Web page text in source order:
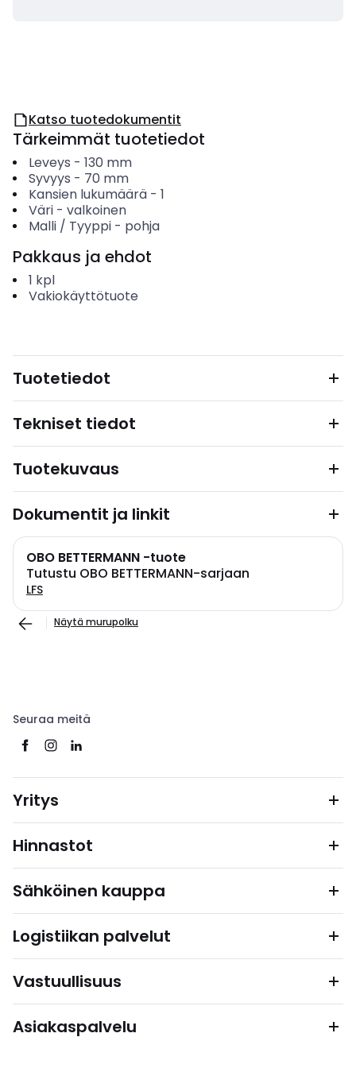
Katso tuotedokumentit
Tärkeimmät tuotetiedot
Leveys - 130 mm
Syvyys - 70 mm
Kansien lukumäärä- 1
Väri- valkoinen
Malli / Tyyppi- pohja
Pakkaus ja ehdot
1 kpl
Vakiokäyttötuote
Tuotetiedot
Tekniset tiedot
Tuotekuvaus
Dokumentit ja linkit
OBO BETTERMANN -tuote
Tutustu OBO BETTERMANN-sarjaan
LFS
Näytä murupolku
Seuraa meitä
Yritys
Hinnastot
Sähköinen kauppa
Logistiikan palvelut
Vastuullisuus
Asiakaspalvelu